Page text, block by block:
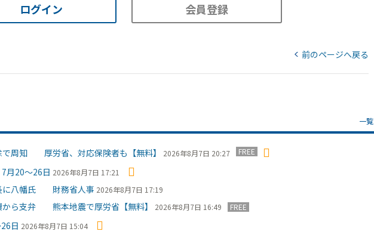
ログイン 会員登録
前のページへ戻る
一覧
で周知 厚労省、対応保険者も【無料】 2026年8月7日 20:27 FREE
20～26日 2026年8月7日 17:21
に八幡氏 財務省人事 2026年8月7日 17:19
から支弁 熊本地震で厚労省【無料】 2026年8月7日 16:49 FREE
日 2026年8月7日 15:04